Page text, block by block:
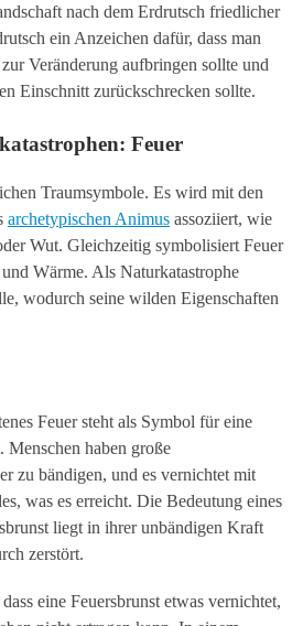
nach dem Erdrutsch friedlicher
ein Anzeichen dafür, dass man
Veränderung aufbringen sollte und
Einschnitt zurückschrecken sollte.
Feuer
Traumsymbole. Es wird mit den
archetypischen Animus assoziiert, wie
Wut. Gleichzeitig symbolisiert Feuer
Wärme. Als Naturkatastrophe
wodurch seine wilden Eigenschaften
Feuer steht als Symbol für eine
Menschen haben große
zu bändigen, und es vernichtet mit
was es erreicht. Die Bedeutung eines
liegt in ihrer unbändigen Kraft
zerstört.
eine Feuersbrunst etwas vernichtet,